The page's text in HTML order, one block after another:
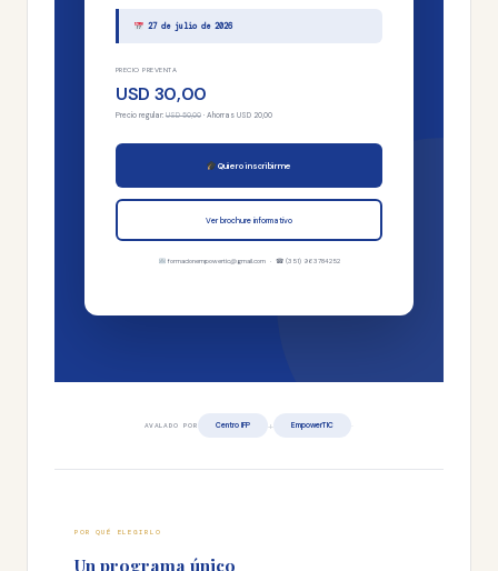
27 de julio de 2026
PRECIO PREVENTA
USD 30,00
Precio regular: USD 50,00· Ahorras USD 20,00
Quiero inscribirme
Ver brochure informativo
formacionempowertic@gmail.com · ☎ (351) 963784252
AVALADO POR Centro IFP + EmpowerTIC
POR QUÉ ELEGIRLO
Un programa único